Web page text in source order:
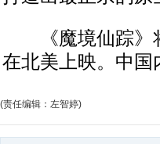
《魔境仙踪》将
在北美上映。中国
(责任编辑：左智婷)